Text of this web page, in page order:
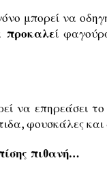
μπορεί να
προκαλεί
να επηρεάσει το
φουσκάλες
πιθανή…